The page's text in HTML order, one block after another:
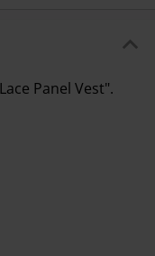
Panel Vest".